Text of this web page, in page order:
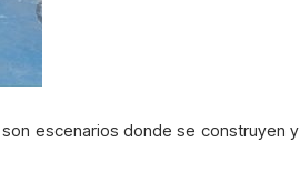
escenarios donde se construyen y